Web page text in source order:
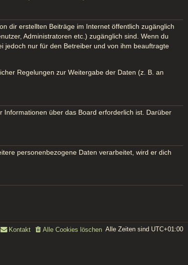
dir erstellten Beiträge im Internet öffentlich zugänglich
Administratoren etc.) zugänglich sind. Wenn du
jedoch nur für den Betreiber und von ihm beauftragte
Regelungen zur Weitergabe der Daten (z. B. an
über das Board erforderlich ist. Darüber
personenbezogene Daten verarbeitet, wird er dich
Alle Zeiten sind UTC+01:00
Alle Cookies löschen
Kontakt